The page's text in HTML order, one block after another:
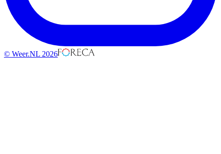
© Weer.NL 2026